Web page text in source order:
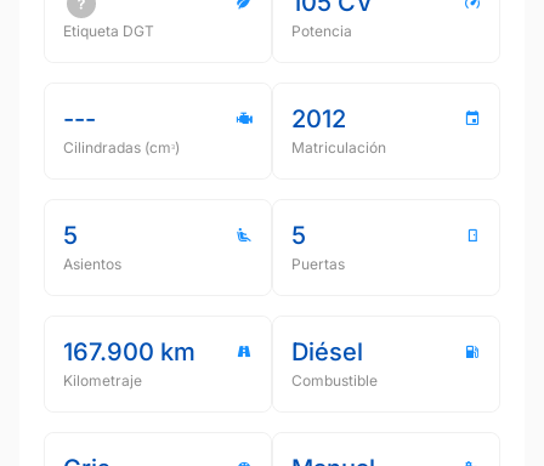
Etiqueta DGT Potencia
---
Cilindradas (cmᵌ)
2012
Matriculación
5
Asientos
5
Puertas
167.900 km
Kilometraje
Diésel
Combustible